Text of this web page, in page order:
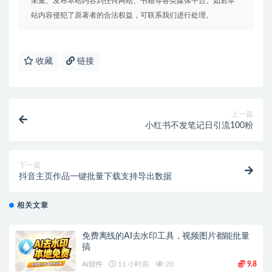
站内容侵犯了原著者的合法权益，可联系我们进行处理。
收藏 链接
上一篇
小红书不发笔记日引流100粉
下一篇
抖音主页作品一键批量下载支持导出数据
相关文章
免费离线的AI去水印工具，视频图片都能批量
搞
Ai软件 11 小时前 20 9.8